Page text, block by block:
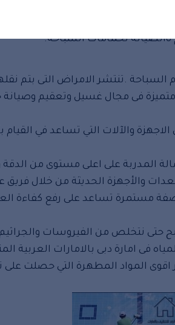
البلاعات والعمل على الصيانة
لحمامات السباحة.
.تنتشر الامراض التى بتم
فى مجال غسيل وتعقيم
والآلات التي تساعد في القيام
المدربة على اعلى مستوى من الدقة
والأجهزة الحديثة من خلال
بصفة مستمرة تساعد على رفع كفاءة
حتى نتخلص من الفيروسات
فى امارة دبى بالامارات العربية
المواد المطهرة التي حصلت